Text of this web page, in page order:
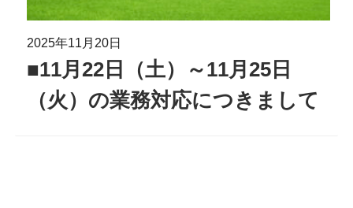
2025年11月20日
■11月22日（土）～11月25日
（火）の業務対応につきまして